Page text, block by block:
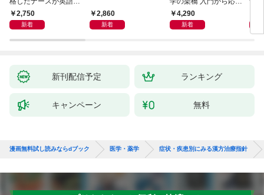
文を読めるようになっ
た理由
2,750
新着
2,860
新着
へつなぐ
4,290
新着
新刊配信予定 ランキング
キャンペーン 無料
漫画無料試し読みならdブック 医学・薬学 症状・疾患別にみる漢方治療指針